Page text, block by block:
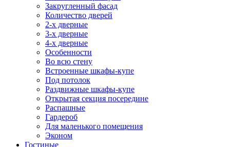
Закругленный фасад
Количество дверей
2-х дверные
3-х дверные
4-х дверные
Особенности
Во всю стену
Встроенные шкафы-купе
Под потолок
Раздвижные шкафы-купе
Открытая секция посередине
Распашные
Гардероб
Для маленького помещения
Эконом
Гостиные